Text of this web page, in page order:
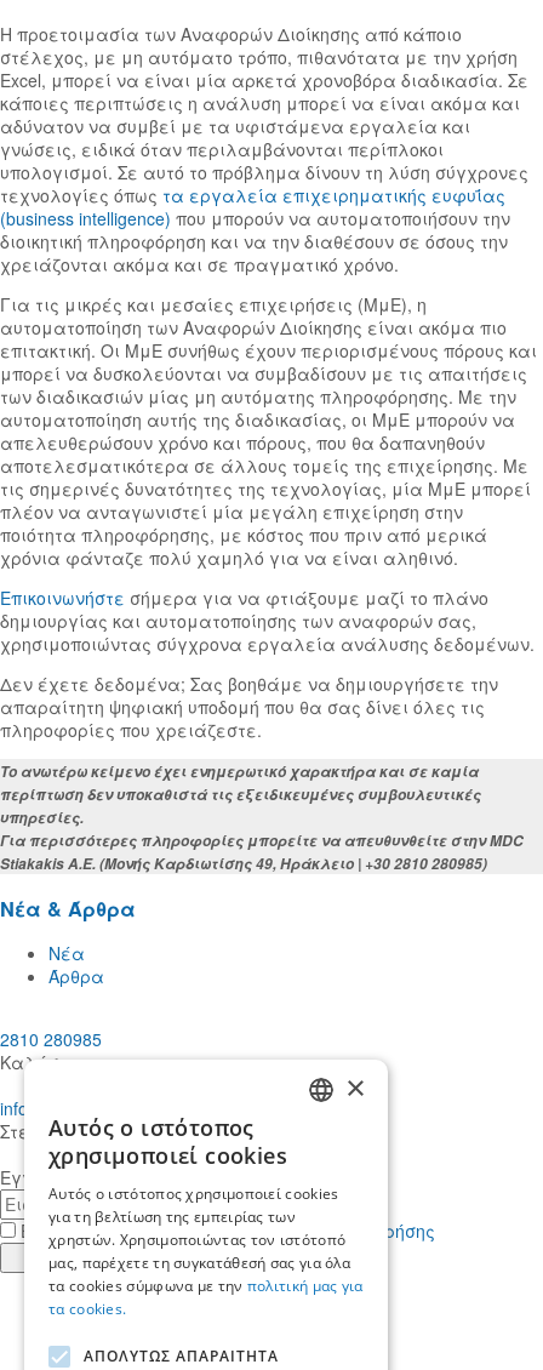
Η προετοιμασία των Αναφορών Διοίκησης από κάποιο
στέλεχος, με μη αυτόματο τρόπο, πιθανότατα με την χρήση
Excel, μπορεί να είναι μία αρκετά χρονοβόρα διαδικασία. Σε
κάποιες περιπτώσεις η ανάλυση μπορεί να είναι ακόμα και
αδύνατον να συμβεί με τα υφιστάμενα εργαλεία και
γνώσεις, ειδικά όταν περιλαμβάνονται περίπλοκοι
υπολογισμοί. Σε αυτό το πρόβλημα δίνουν τη λύση σύγχρονες
τεχνολογίες όπως τα εργαλεία επιχειρηματικής ευφυΐας
(business intelligence) που μπορούν να αυτοματοποιήσουν την
διοικητική πληροφόρηση και να την διαθέσουν σε όσους την
χρειάζονται ακόμα και σε πραγματικό χρόνο.
Για τις μικρές και μεσαίες επιχειρήσεις (ΜμΕ), η
αυτοματοποίηση των Αναφορών Διοίκησης είναι ακόμα πιο
επιτακτική. Οι ΜμΕ συνήθως έχουν περιορισμένους πόρους και
μπορεί να δυσκολεύονται να συμβαδίσουν με τις απαιτήσεις
των διαδικασιών μίας μη αυτόματης πληροφόρησης. Με την
αυτοματοποίηση αυτής της διαδικασίας, οι ΜμΕ μπορούν να
απελευθερώσουν χρόνο και πόρους, που θα δαπανηθούν
αποτελεσματικότερα σε άλλους τομείς της επιχείρησης. Με
τις σημερινές δυνατότητες της τεχνολογίας, μία ΜμΕ μπορεί
πλέον να ανταγωνιστεί μία μεγάλη επιχείρηση στην
ποιότητα πληροφόρησης, με κόστος που πριν από μερικά
χρόνια φάνταζε πολύ χαμηλό για να είναι αληθινό.
Επικοινωνήστε σήμερα για να φτιάξουμε μαζί το πλάνο
δημιουργίας και αυτοματοποίησης των αναφορών σας,
χρησιμοποιώντας σύγχρονα εργαλεία ανάλυσης δεδομένων.
Δεν έχετε δεδομένα; Σας βοηθάμε να δημιουργήσετε την
απαραίτητη ψηφιακή υποδομή που θα σας δίνει όλες τις
πληροφορίες που χρειάζεστε.
Το ανωτέρω κείμενο έχει ενημερωτικό χαρακτήρα και σε καμία
περίπτωση δεν υποκαθιστά τις εξειδικευμένες συμβουλευτικές
υπηρεσίες.
Για περισσότερες πληροφορίες μπορείτε να απευθυνθείτε στην MDC
Stiakakis Α.Ε. (Μονής Καρδιωτίσης 49, Ηράκλειο | +30 2810 280985)
Νέα & Άρθρα
Νέα
Άρθρα
2810 280985
Καλέστε μας
info@mdcstiakakis.gr
Στείλτε μας το μήνυμά σας
Εγγραφείτε στο Newsletter μας
E-
mailΈχω διαβάσει κι αποδέχομαι τους
όρους χρήσης
Εγγραφή
in
us
Find
×
Αυτός ο ιστότοπος
χρησιμοποιεί cookies
Αυτός ο ιστότοπος χρησιμοποιεί cookies
για τη βελτίωση της εμπειρίας των
χρηστών. Χρησιμοποιώντας τον ιστότοπό
μας, παρέχετε τη συγκατάθεσή σας για όλα
τα cookies σύμφωνα με την πολιτική μας για
τα cookies.
ΑΠΟΛΥΤΩΣ ΑΠΑΡΑΙΤΗΤΑ